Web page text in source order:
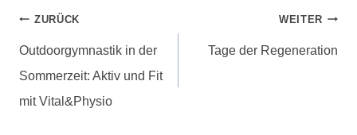
ZURÜCK
Outdoorgymnastik in der
Sommerzeit: Aktiv und Fit
mit Vital&Physio
WEITER
Tage der Regeneration